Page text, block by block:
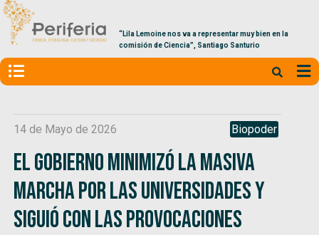
“Lila Lemoine nos va a representar muy bien en la
comisión de Ciencia”, Santiago Santurio
14 de Mayo de 2026 Biopoder
El Gobierno minimizó la masiva
marcha por las universidades y
siguió con las provocaciones